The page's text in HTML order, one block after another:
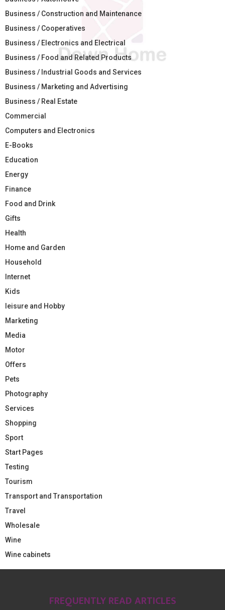
Business / Construction and Maintenance
Business / Cooperatives
Business / Electronics and Electrical
Business / Food and Related Products
Business / Industrial Goods and Services
Business / Marketing and Advertising
Business / Real Estate
Commercial
Computers and Electronics
E-Books
Education
Energy
Finance
Food and Drink
Gifts
Health
Home and Garden
Household
Internet
Kids
leisure and Hobby
Marketing
Media
Motor
Offers
Pets
Photography
Services
Shopping
Sport
Start Pages
Testing
Tourism
Transport and Transportation
Travel
Wholesale
Wine
Wine cabinets
FREQUENTLY READ ARTICLES